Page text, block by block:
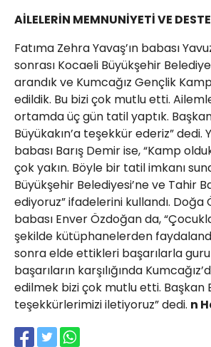
AİLELERİN MEMNUNİYETİ VE
Fatıma Zehra Yavaş’ın babası
sonrası Kocaeli Büyükşehir
arandık ve Kumcağız Gençlik
edildik. Bu bizi çok mutlu etti.
ortamda üç gün tatil yaptık.
Büyükakın’a teşekkür ederiz” dedi.
babası Barış Demir ise, “Kamp
çok yakın. Böyle bir tatil imkanı
Büyükşehir Belediyesi’ne ve Tahir
ediyoruz” ifadelerini kullandı. Doğa
babası Enver Özdoğan da,
şekilde kütüphanelerden
sonra elde ettikleri başarılarla
başarıların karşılığında
edilmek bizi çok mutlu etti. Başkan
teşekkürlerimizi iletiyoruz” dedi. n